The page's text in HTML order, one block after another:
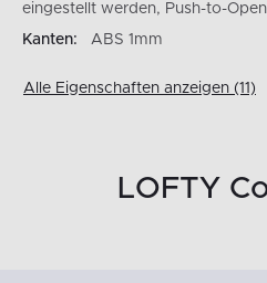
eingestellt werden, Push-to-Open
Kanten:
ABS 1mm
Alle Eigenschaften anzeigen (11)
LOFTY